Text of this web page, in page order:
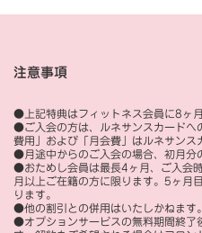
注意事項
●上記特典はフィットネス会員に8ヶ
●ご入会の方は、ルネサンスカードへ
費用」および「月会費」はルネサンス
●月途中からのご入会の場合、初月分
●おためし会員は最長4ヶ月、ご入会
月以上ご在籍の方に限ります。5ヶ月
ります。
●他の割引との併用はいたしかねます
●オプションサービスの無料期間終了